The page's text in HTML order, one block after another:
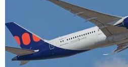
VIB là ngân hàng tư